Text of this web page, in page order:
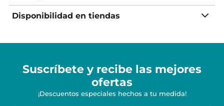
Disponibilidad en tiendas
Suscríbete y recibe las mejores
ofertas
¡Descuentos especiales hechos a tu medida!